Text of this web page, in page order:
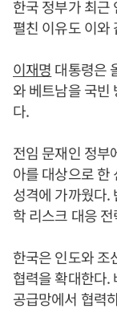
한국 정부가 최근
펼친 이유도 이와
이재명 대통령은
와 베트남을 국빈
다.
전임 문재인 정부
아를 대상으로 한
성격에 가까웠다.
학 리스크 대응
한국은 인도와 조
협력을 확대한다.
공급망에서 협력